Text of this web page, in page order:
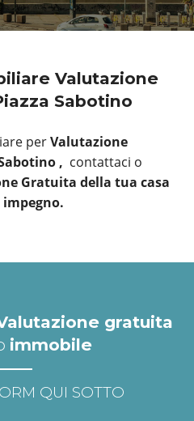
Valutazione
Sabotino
perValutazione
, contattaci o
Gratuita della tua casa
impegno.
gratuita
immobile
QUI SOTTO